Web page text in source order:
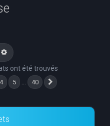
Recherche avancée
ont été trouvés
4 5 … 40